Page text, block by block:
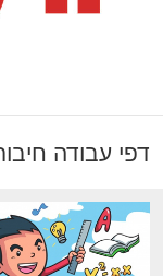
דפי עבודה